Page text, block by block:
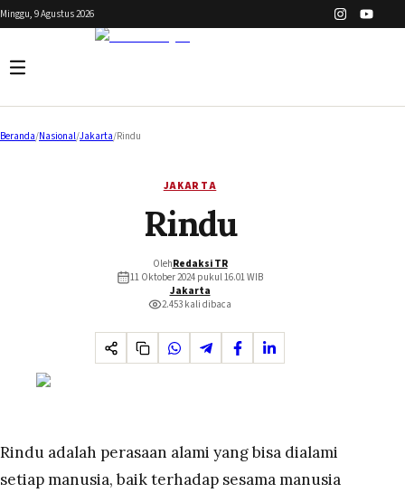
Minggu, 9 Agustus 2026
Beranda/Nasional/Jakarta/Rindu
JAKARTA
Rindu
OlehRedaksi TR
11 Oktober 2024 pukul 16.01WIB
Jakarta
2.453 kali dibaca
Rindu adalah perasaan alami yang bisa dialami
setiap manusia, baik terhadap sesama manusia